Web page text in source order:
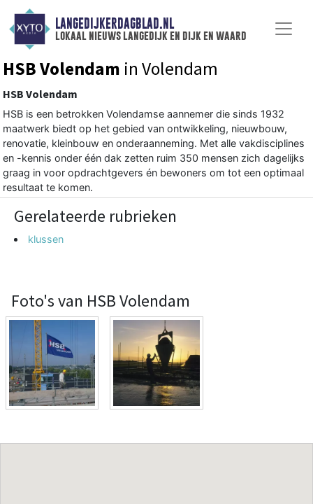
LANGEDIJKERDAGBLAD.NL
lokaal nieuws langedijk en dijk en waard
HSB Volendam in Volendam
HSB Volendam
HSB is een betrokken Volendamse aannemer die sinds 1932
maatwerk biedt op het gebied van ontwikkeling, nieuwbouw,
renovatie, kleinbouw en onderaanneming. Met alle vakdisciplines
en -kennis onder één dak zetten ruim 350 mensen zich dagelijks
graag in voor opdrachtgevers én bewoners om tot een optimaal
resultaat te komen.
Gerelateerde rubrieken
klussen
Foto's van HSB Volendam